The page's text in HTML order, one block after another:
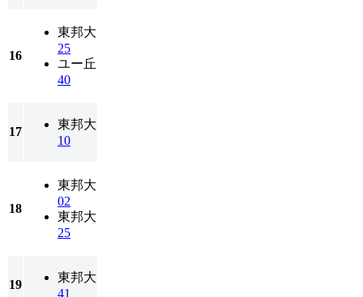
16
東邦大
25
ユー丘
40
17
東邦大
10
18
東邦大
02
東邦大
25
19
東邦大
41